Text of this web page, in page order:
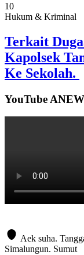
10
Hukum & Kriminal
Terkait
Kapolsek
Ke Sekolah.
YouTube
Aek suha.
Simalungun. Sumut